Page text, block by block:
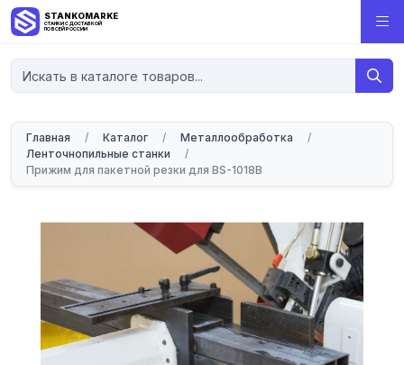
STANKOMARKET
СТАНКИ С ДОСТАВКОЙ
ПО ВСЕЙ РОССИИ
Главная / Каталог / Металлообработка
/
Ленточнопильные станки
/
Прижим для пакетной резки для BS-1018B